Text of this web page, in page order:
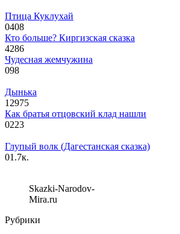
Птица Куклухай
0408
Кто больше? Киргизская сказка
4286
Чудесная жемчужина
098
Дынька
12975
Как братья отцовский клад нашли
0223
Глупый волк (Дагестанская сказка)
01.7к.
Skazki-Narodov-
Mira.ru
Рубрики